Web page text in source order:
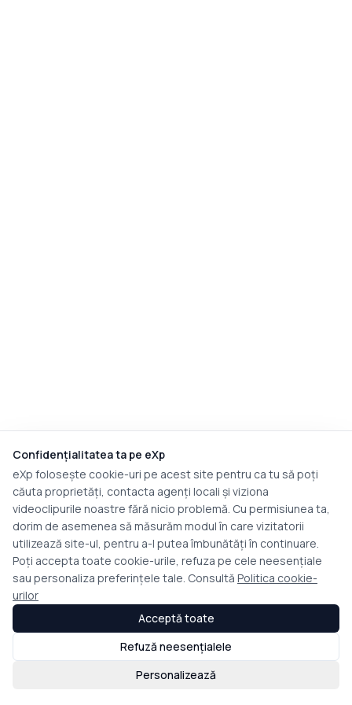
Confidențialitatea ta pe eXp
eXp folosește cookie-uri pe acest site pentru ca tu să poți
căuta proprietăți, contacta agenți locali și viziona
videoclipurile noastre fără nicio problemă. Cu permisiunea ta,
dorim de asemenea să măsurăm modul în care vizitatorii
utilizează site-ul, pentru a-l putea îmbunătăți în continuare.
Poți accepta toate cookie-urile, refuza pe cele neesențiale
sau personaliza preferințele tale. Consultă Politica cookie-
urilor
Personalizează
Refuză neesențialele
Acceptă toate